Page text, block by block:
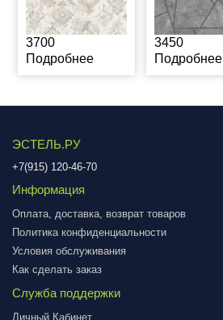
3700
Подробнее
3450
Подробнее
ЭСТЕЛЬ.РУ
+7(915) 120-46-70
Информация
Оплата, доставка, возврат товаров
Политика конфиденциальности
Условия обслуживания
Как сделать заказ
Служба поддержки
Личный Кабинет